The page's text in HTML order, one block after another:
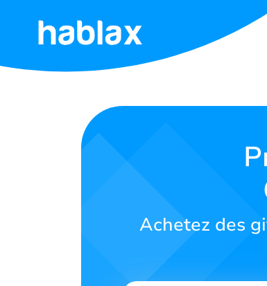
Accueil
Achetez des